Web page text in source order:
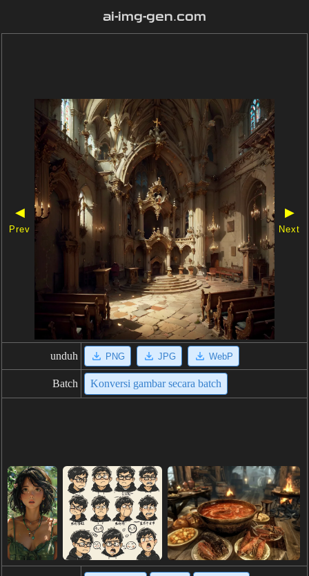
ai-img-gen.com
◀
Prev
▶
Next
unduh PNG JPG WebP
Batch Konversi gambar secara batch